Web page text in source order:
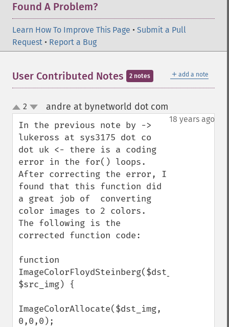
Found A Problem?
Learn How To Improve This Page • Submit a Pull
Request • Report a Bug
＋ add a note
User Contributed Notes 2 notes
up
down
2 andre at bynetworld dot com
18 years ago
In the previous note by ->
lukeross at sys3175 dot co
dot uk <- there is a coding
error in the for() loops.
After correcting the error, I
found that this function did
a great job of  converting
color images to 2 colors.
The following is the
corrected function code:
function
ImageColorFloydSteinberg($dst_img,
$src_img) {
ImageColorAllocate($dst_img,
0,0,0);